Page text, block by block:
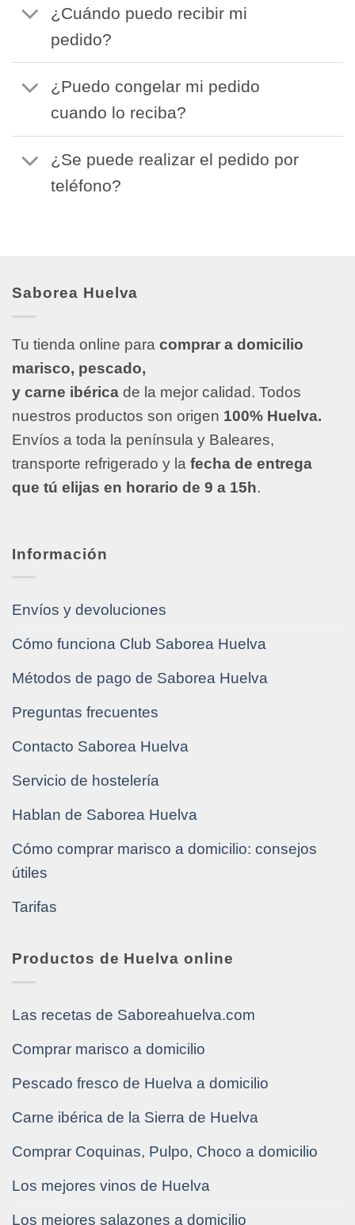
¿Cuándo puedo recibir mi
pedido?
¿Puedo congelar mi pedido
cuando lo reciba?
¿Se puede realizar el pedido por
teléfono?
Saborea Huelva
Tu tienda online para comprar a domicilio
marisco, pescado,
y carne ibérica de la mejor calidad. Todos
nuestros productos son origen 100% Huelva.
Envíos a toda la península y Baleares,
transporte refrigerado y la fecha de entrega
que tú elijas en horario de 9 a 15h.
Información
Envíos y devoluciones
Cómo funciona Club Saborea Huelva
Métodos de pago de Saborea Huelva
Preguntas frecuentes
Contacto Saborea Huelva
Servicio de hostelería
Hablan de Saborea Huelva
Cómo comprar marisco a domicilio: consejos
útiles
Tarifas
Productos de Huelva online
Las recetas de Saboreahuelva.com
Comprar marisco a domicilio
Pescado fresco de Huelva a domicilio
Carne ibérica de la Sierra de Huelva
Comprar Coquinas, Pulpo, Choco a domicilio
Los mejores vinos de Huelva
Los mejores salazones a domicilio